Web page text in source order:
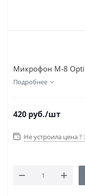
Микрофон М-8
Подробнее
420 руб./шт
Не устроила цена ?